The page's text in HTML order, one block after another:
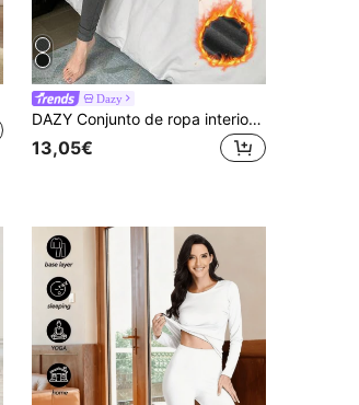
Dazy
DAZY Conjunto de ropa interior térmica básica y ajustada para mujer, pijama de otoño e invierno
13,05€